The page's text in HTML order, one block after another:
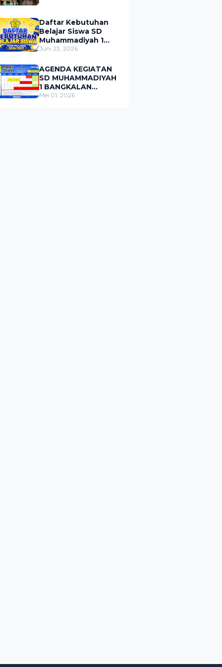
Daftar Kebutuhan
Belajar Siswa SD
Muhammadiyah 1
Bangkalan Tahun
Juni 23, 2026
AGENDA KEGIATAN
SD MUHAMMADIYAH
1 BANGKALAN
BULAN MEI 2026
Mei 01, 2026